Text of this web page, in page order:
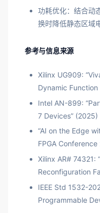
功耗优化：结合动
换时降低静态区域
参考与信息来源
Xilinx UG909:
Dynamic
Intel AN-899:
7 Devices” (2025)
“AI on the Edge
FPGA
Xilinx AR# 74321:
Reconfiguration
IEEE Std 1532-
Programmable